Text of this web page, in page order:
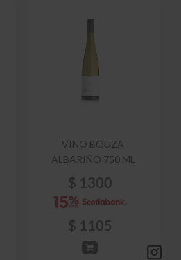
VINO BOUZA
ALBARIÑO 750 ML
$ 1300
$ 1105